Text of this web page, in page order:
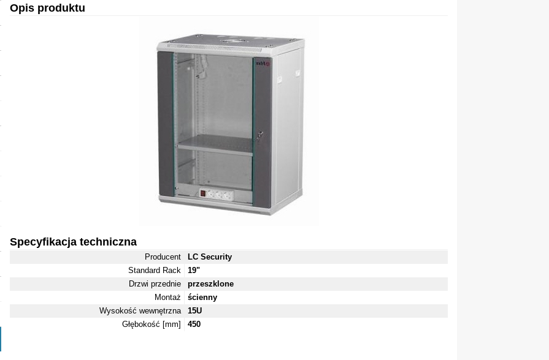
Opis produktu
Specyfikacja techniczna
Producent
LC Security
Standard Rack
19"
Drzwi przednie
przeszklone
Montaż
ścienny
Wysokość wewnętrzna
15U
Głębokość [mm]
450